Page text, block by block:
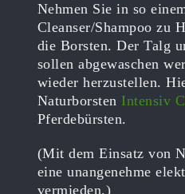
Nehmen Sie in so
Cleanser/Shampoo zu
die Borsten. Der Talg
sollen abgewaschen
wieder herzustellen.
Naturborsten Intensiv
Pferdebürsten.
(Mit dem Einsatz von
eine unangenehme
vermieden.)